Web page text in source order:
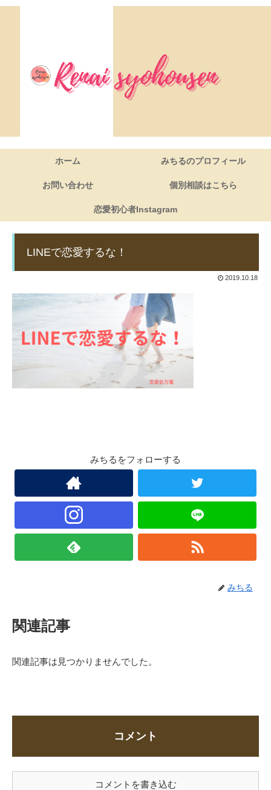
ホーム みちるのプロフィール
お問い合わせ 個別相談はこちら
恋愛初心者Instagram
LINEで恋愛するな！
2019.10.18
みちるをフォローする
みちる
関連記事
関連記事は見つかりませんでした。
コメント
コメントを書き込む